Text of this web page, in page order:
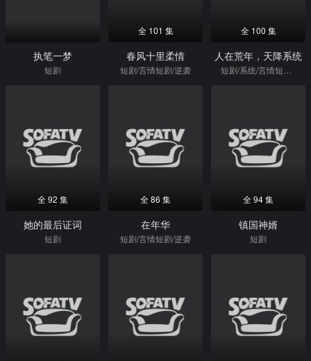
执笔一梦
短剧
全 101 集
春风十里柔情
短剧/言情短剧/逆袭
全 100 集
人在荒年，天降系统
全 92 集
她的最后证词
短剧
全 86 集
在年华
短剧/言情短剧/逆袭
全 94 集
镇国神婿
短剧